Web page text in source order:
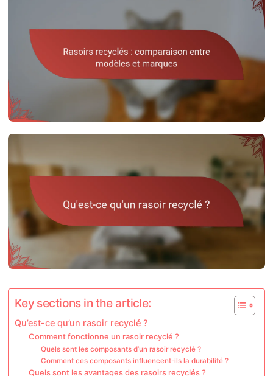
Key sections in the article:
Qu’est-ce qu’un rasoir recyclé ?
Comment fonctionne un rasoir recyclé ?
Quels sont les composants d’un rasoir recyclé ?
Comment ces composants influencent-ils la durabilité ?
Quels sont les avantages des rasoirs recyclés ?